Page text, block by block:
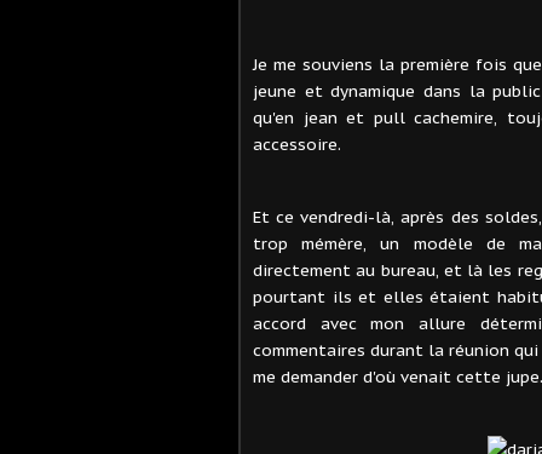
Je me souviens la première fois
jeune et dynamique dans la
qu'en jean et pull cachemire,
accessoire.
Et ce vendredi-là, après des
trop mémère, un modèle de
directement au bureau, et là les
pourtant ils et elles étaient
accord avec mon allure
commentaires durant la réunion
me demander d'où venait cette